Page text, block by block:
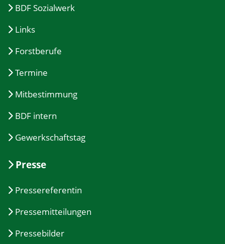
BDF Sozialwerk
Links
Forstberufe
Termine
Mitbestimmung
BDF intern
Gewerkschaftstag
Presse
Pressereferentin
Pressemitteilungen
Pressebilder